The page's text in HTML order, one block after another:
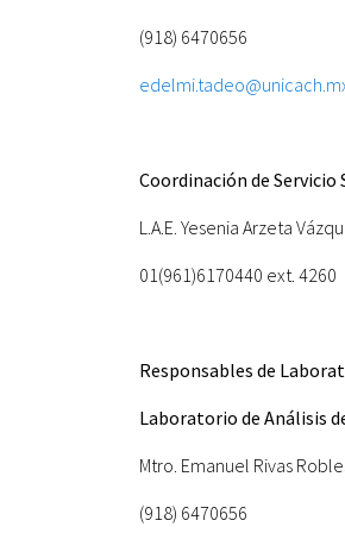
(918) 6470656
Coordinación de
L.A.E. Yesenia Arzeta
01(961)6170440 ext. 4260
Responsables de
Laboratorio de Análisis
Mtro. Emanuel Rivas
(918) 6470656